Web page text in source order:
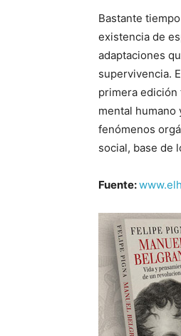
Bastante
existencia de
adaptaciones
supervivencia.
primera edición
mental humano
fenómenos
social, base de
Fuente: